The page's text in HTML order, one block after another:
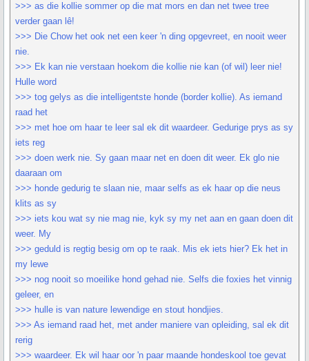
>>> as die kollie sommer op die mat mors en dan net twee tree
verder gaan lê!
>>> Die Chow het ook net een keer 'n ding opgevreet, en nooit weer
nie.
>>> Ek kan nie verstaan hoekom die kollie nie kan (of wil) leer nie!
Hulle word
>>> tog gelys as die intelligentste honde (border kollie). As iemand
raad het
>>> met hoe om haar te leer sal ek dit waardeer. Gedurige prys as sy
iets reg
>>> doen werk nie. Sy gaan maar net en doen dit weer. Ek glo nie
daaraan om
>>> honde gedurig te slaan nie, maar selfs as ek haar op die neus
klits as sy
>>> iets kou wat sy nie mag nie, kyk sy my net aan en gaan doen dit
weer. My
>>> geduld is regtig besig om op te raak. Mis ek iets hier? Ek het in
my lewe
>>> nog nooit so moeilike hond gehad nie. Selfs die foxies het vinnig
geleer, en
>>> hulle is van nature lewendige en stout hondjies.
>>> As iemand raad het, met ander maniere van opleiding, sal ek dit
rerig
>>> waardeer. Ek wil haar oor 'n paar maande hondeskool toe gevat